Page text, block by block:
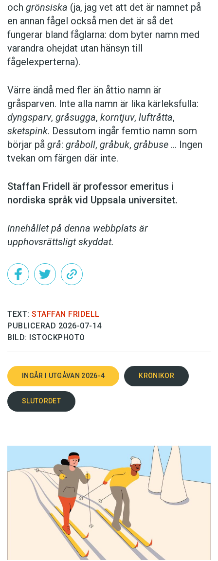
och grönsiska (ja, jag vet att det är namnet på
en ­annan fågel också men det är så det
fungerar bland fåglarna: dom byter namn med
var­andra ohejdat utan hänsyn till
fågelexperterna).
Värre ändå med fler än åttio namn är
gråsparven. Inte alla namn är lika kärleks­fulla:
dyngsparv, gråsugga, korntjuv, luftråtta,
sketspink. Dessutom ingår femtio namn som
börjar på grå: gråboll, gråbuk, gråbuse … Ingen
tvekan om färgen där inte.
Staffan Fridell är ­professor ­emeritus i
nordiska språk vid ­Uppsala universitet.
Innehållet på denna webbplats är
upphovsrättsligt skyddat.
TEXT: STAFFAN FRIDELL
PUBLICERAD 2026-07-14
BILD: ISTOCKPHOTO
INGÅR I UTGÅVAN 2026-4 KRÖNIKOR
SLUTORDET